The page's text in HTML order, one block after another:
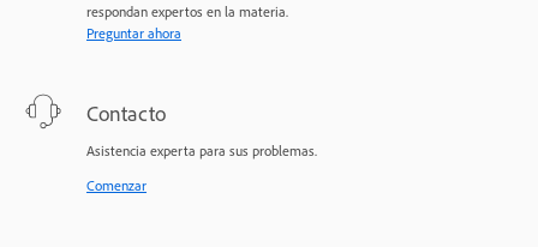
respondan expertos en la materia.
Preguntar ahora
Contacto
Asistencia experta para sus problemas.
Comenzar